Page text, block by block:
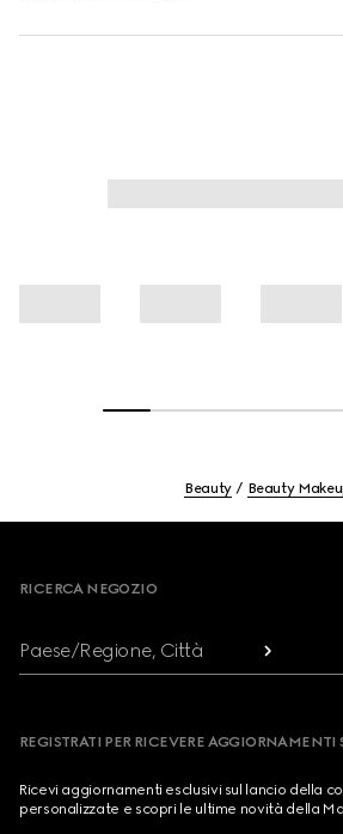
Beauty Beauty
RICERCA NEGOZIO
Paese/Regione, Città
REGISTRATI PER RICEVERE AGGIORNAMENTI
Ricevi aggiornamenti esclusivi sul lancio della
personalizzate e scopri le ultime novità della